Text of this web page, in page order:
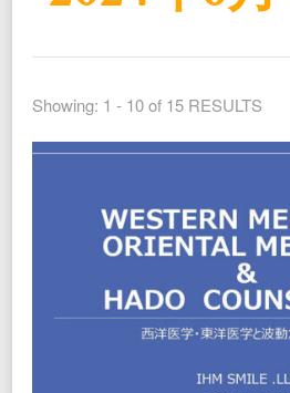
Showing: 1 - 10 of 15 RESULTS